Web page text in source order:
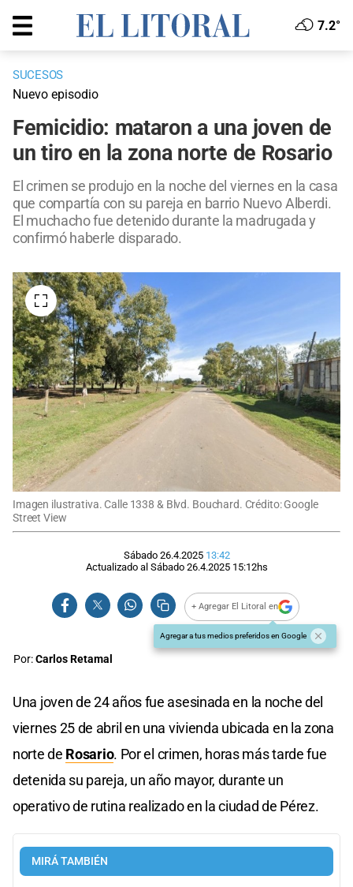
7.2°
SUCESOS
Nuevo episodio
Femicidio: mataron a una joven de
un tiro en la zona norte de Rosario
El crimen se produjo en la noche del viernes en la casa
que compartía con su pareja en barrio Nuevo Alberdi.
El muchacho fue detenido durante la madrugada y
confirmó haberle disparado.
Imagen ilustrativa. Calle 1338 & Blvd. Bouchard. Crédito: Google
Street View
Sábado 26.4.2025 13:42
Actualizado al Sábado 26.4.2025 15:12hs
+ Agregar El Litoral en
Agregar a tus medios preferidos en Google
Por:Carlos Retamal
Una joven de 24 años fue asesinada en la noche del
viernes 25 de abril en una vivienda ubicada en la zona
norte de Rosario. Por el crimen, horas más tarde fue
detenida su pareja, un año mayor, durante un
operativo de rutina realizado en la ciudad de Pérez.
MIRÁ TAMBIÉN